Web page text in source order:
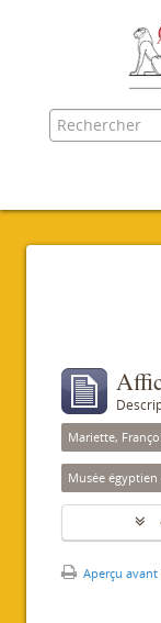
Mariette,
Musée égyptien
Aperçu